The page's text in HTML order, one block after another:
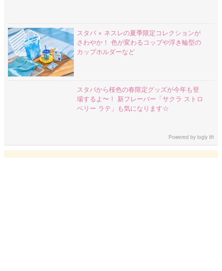
スタバ × ネスレの夏季限定コレクションが
さわやか！ 色が変わるコップや浮き輪型の
カップホルダーなど
スタバから桜色の春限定グッズが今年も登
場するよ〜！ 新フレーバー「サクラ ストロ
ベリー ラテ」も気になります☆
Powered bylogly lift